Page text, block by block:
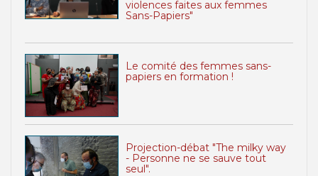
violences faites aux femmes
Sans-Papiers"
Le comité des femmes sans-
papiers en formation !
Projection-débat "The milky way
- Personne ne se sauve tout
seul".